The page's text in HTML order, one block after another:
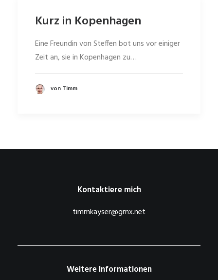
Kurz in Kopenhagen
Eine Freundin von Steffen bot uns vor einiger
Zeit an, sie in Kopenhagen zu…
von Timm
Kontaktiere mich
timmkayser@gmx.net
Weitere Informationen